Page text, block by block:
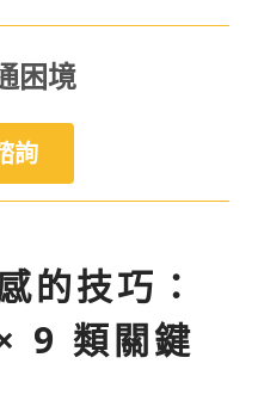
困境
詢
的技巧：
9 類關鍵